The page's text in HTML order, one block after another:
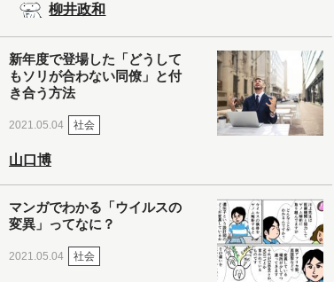
柳井政和
新年度で登場した「どうして
もソリが合わない同僚」と付
き合う方法
2021.05.04 社会
山口博
マンガでわかる「ウイルスの
変異」ってなに？
2021.05.04 社会